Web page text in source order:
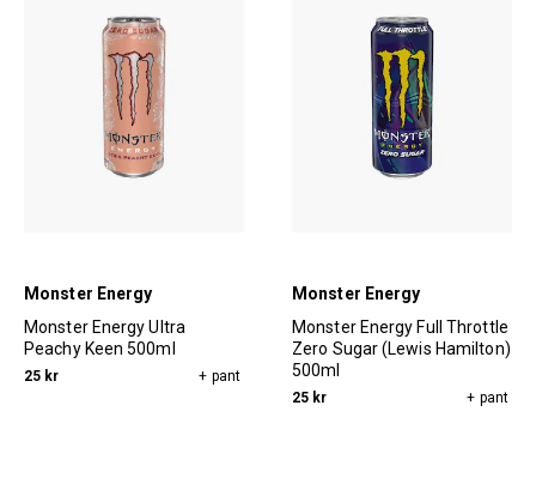
Monster Energy
Monster Energy Ultra
Peachy Keen 500ml
25 kr + pant
Monster Energy
Monster Energy Full Throttle
Zero Sugar (Lewis Hamilton)
500ml
25 kr + pant